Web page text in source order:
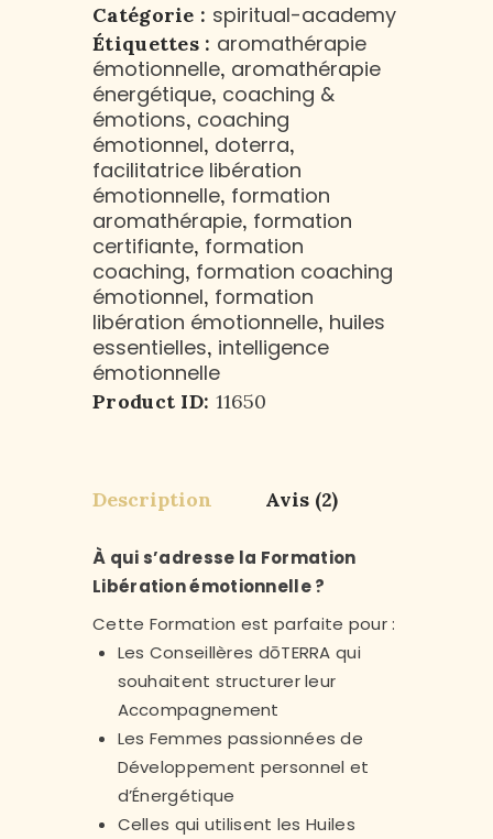
Catégorie : spiritual-academy
Étiquettes : aromathérapie
émotionnelle, aromathérapie
énergétique, coaching &
émotions, coaching
émotionnel, doterra,
facilitatrice libération
émotionnelle, formation
aromathérapie, formation
certifiante, formation
coaching, formation coaching
émotionnel, formation
libération émotionnelle, huiles
essentielles, intelligence
émotionnelle
Product ID: 11650
Description Avis (2)
À qui s’adresse la Formation
Libération émotionnelle ?
Cette Formation est parfaite pour :
Les Conseillères dōTERRA qui
souhaitent structurer leur
Accompagnement
Les Femmes passionnées de
Développement personnel et
d’Énergétique
Celles qui utilisent les Huiles